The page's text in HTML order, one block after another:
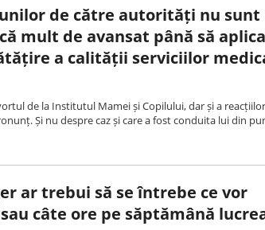
de către autorități nu sunt
mult de avansat până să
a calității serviciilor
de la Institutul Mamei și Copilului, dar și a
Și nu despre caz și care a fost conduita lui din
ar trebui să se întrebe ce vor
câte ore pe săptămână